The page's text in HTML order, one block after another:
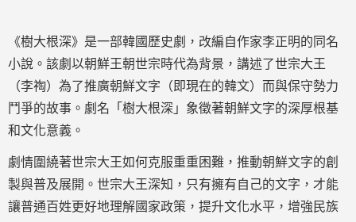
《樹大根深》是一部韓國歷史劇，改編自作家李正明的同名
小說。該劇以朝鮮王朝世宗時代為背景，講述了世宗大王
（李祹）為了推廣朝鮮文字（即現在的韓文）而與保守勢力
鬥爭的故事。劇名「樹大根深」象徵著朝鮮文字的深厚根基
和文化意義。
劇情圍繞著世宗大王如何克服重重困難，推動朝鮮文字的創
製與普及展開。世宗大王深知，只有擁有自己的文字，才能
讓普通百姓更好地理解國家政策，提升文化水平，增強民族